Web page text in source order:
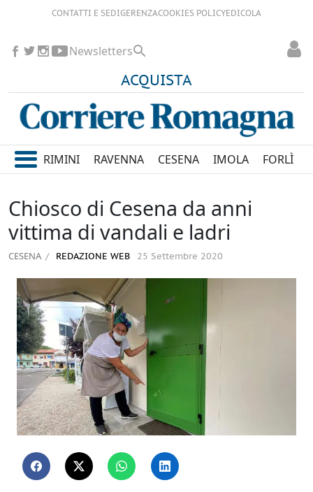
CONTATTI E SEDIGERENZACOOKIES POLICYEDICOLA
ACQUISTA
Newsletters
RIMINI RAVENNA CESENA IMOLA FORLÌ
Chiosco di Cesena da anni
vittima di vandali e ladri
CESENA REDAZIONE WEB 25 Settembre 2020